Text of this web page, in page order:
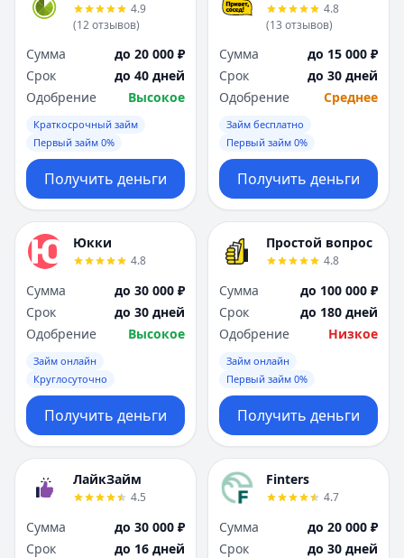
4.9
(12отзывов)
Сумма
до 20 000 ₽
Срок
до 40 дней
Одобрение
Высокое
Краткосрочный займ
Первый займ 0%
Получить деньги
4.8
(13 отзывов)
Сумма
до 15 000 ₽
Срок
до 30 дней
Одобрение
Среднее
Займ бесплатно
Первый займ 0%
Получить деньги
Юкки
4.8
Сумма
до 30 000 ₽
Срок
до 30 дней
Одобрение
Высокое
Займ онлайн
Круглосуточно
Получить деньги
Простой вопрос
4.8
Сумма
до 100 000 ₽
Срок
до 180 дней
Одобрение
Низкое
Займ онлайн
Первый займ 0%
Получить деньги
ЛайкЗайм
4.5
Сумма
до 30 000 ₽
Срок
до 16 дней
Finters
4.7
Сумма
до 20 000 ₽
Срок
до 30 дней